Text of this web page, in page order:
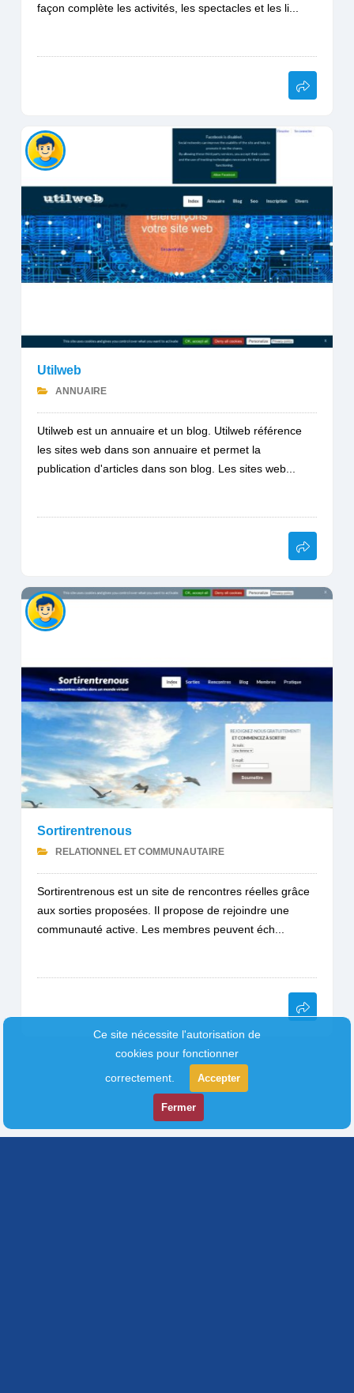
façon complète les activités, les spectacles et les li...
Utilweb
ANNUAIRE
Utilweb est un annuaire et un blog. Utilweb référence
les sites web dans son annuaire et permet la
publication d'articles dans son blog. Les sites web...
Sortirentrenous
RELATIONNEL ET COMMUNAUTAIRE
Sortirentrenous est un site de rencontres réelles grâce
aux sorties proposées. Il propose de rejoindre une
communauté active. Les membres peuvent éch...
Ce site nécessite l'autorisation de
cookies pour fonctionner
correctement.
Accepter
Fermer